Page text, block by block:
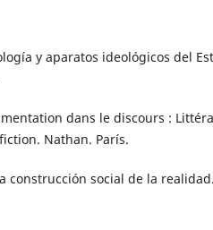
y aparatos ideológicos del
dans le discours :
Nathan. París.
construcción social de la realidad.